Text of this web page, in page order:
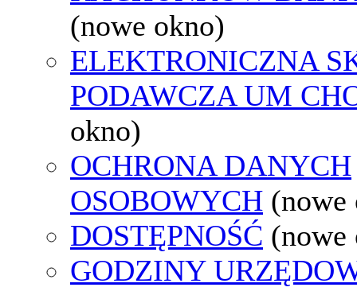
(nowe okno)
ELEKTRONICZNA
PODAWCZA UM
okno)
OCHRONA DANYCH
OSOBOWYCH (nowe
DOSTĘPNOŚĆ (nowe
GODZINY